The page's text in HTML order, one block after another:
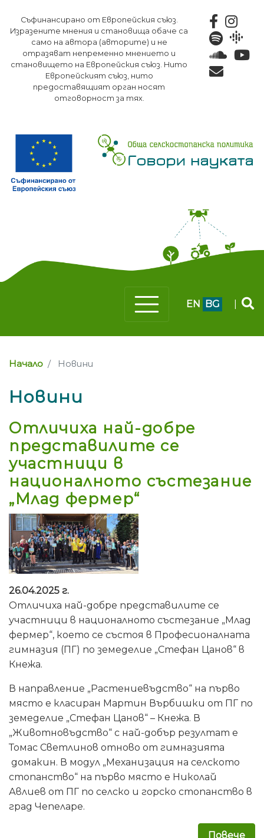
към
основното
съдържание
Съфинансирано от Европейския съюз.
Изразените мнения и становища обаче са
само на автора (авторите) и не
отразяват непременно мнението и
становището на Европейския съюз. Нито
Европейският съюз, нито
предоставящият орган носят
отговорност за тях.
EN BG
Начало Новини
Новини
Отличиха най-добре
представилите се
участници в
националното състезание
„Млад фермер“
26.04.2025 г.
Отличиха най-добре представилите се
участници в националното състезание „Млад
фермер“, което се състоя в Професионалната
гимназия (ПГ) по земеделие „Стефан Цанов“ в
Кнежа.
В направление „Растениевъдство“ на първо
място е класиран Мартин Върбишки от ПГ по
земеделие „Стефан Цанов“ – Кнежа. В
„Животновъдство“ с най-добър резултат е
Томас Светлинов отново от гимназията
домакин. В модул „Механизация на селското
стопанство“ на първо място е Николай
Авлиев от ПГ по селско и горско стопанство в
град Чепеларе.
Повече